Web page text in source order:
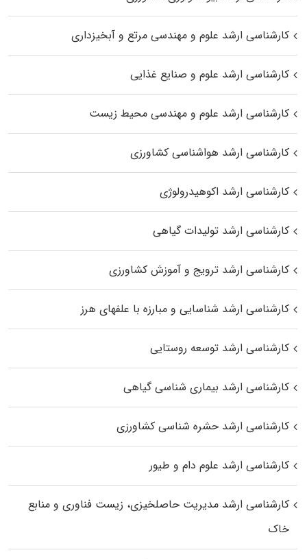
کارشناسی ارشد علوم و مهندسی مرتع و آبخیزداری
کارشناسی ارشد علوم و صنایع غذایی
کارشناسی ارشد علوم و مهندسی محیط زیست
کارشناسی ارشد هواشناسی کشاورزی
کارشناسی ارشد اکوهیدرولوژی
کارشناسی ارشد تولیدات گیاهی
کارشناسی ارشد ترویج و آموزش کشاورزی
کارشناسی ارشد شناسایی و مبارزه با علفهای هرز
کارشناسی ارشد توسعه روستایی
کارشناسی ارشد بیماری‌ شناسی گیاهی
کارشناسی ارشد حشره‌ شناسی کشاورزی
کارشناسی ارشد علوم دام و طیور
کارشناسی ارشد مدیریت حاصلخیزی، زیست فناوری و منابع
خاک